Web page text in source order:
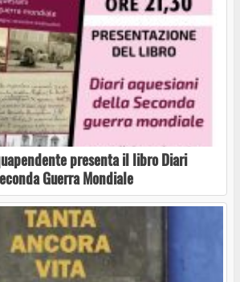
presenta il libro Diari
Guerra Mondiale
Faber e mille papaveri rossi. In prima
nazionale il 31 luglio l’omaggio a Fabrizio De
André